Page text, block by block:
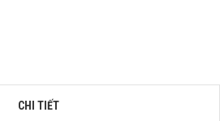
CHI TIẾT